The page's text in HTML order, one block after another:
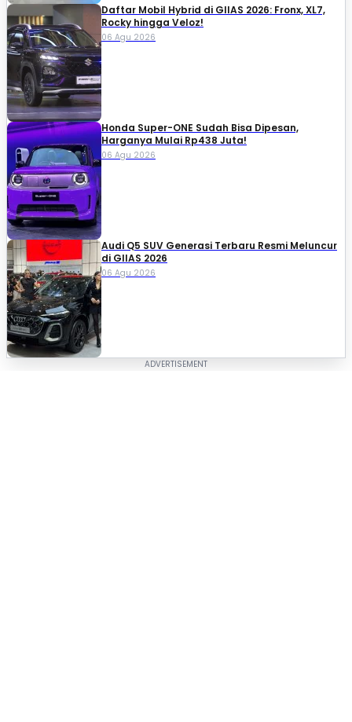
Daftar Mobil Hybrid di GIIAS 2026: Fronx, XL7,
Rocky hingga Veloz!
06 Agu 2026
Honda Super-ONE Sudah Bisa Dipesan,
Harganya Mulai Rp438 Juta!
06 Agu 2026
Audi Q5 SUV Generasi Terbaru Resmi Meluncur
di GIIAS 2026
06 Agu 2026